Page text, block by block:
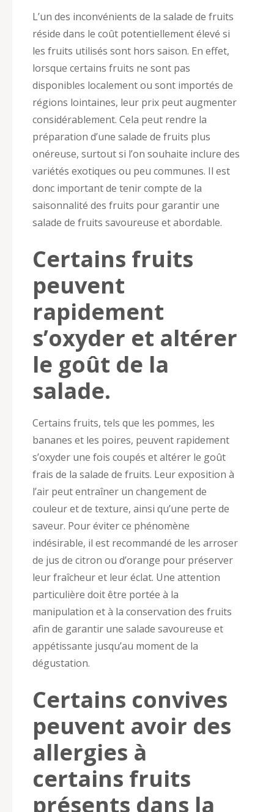
L’un des inconvénients de la salade de fruits
réside dans le coût potentiellement élevé si
les fruits utilisés sont hors saison. En effet,
lorsque certains fruits ne sont pas
disponibles localement ou sont importés de
régions lointaines, leur prix peut augmenter
considérablement. Cela peut rendre la
préparation d’une salade de fruits plus
onéreuse, surtout si l’on souhaite inclure des
variétés exotiques ou peu communes. Il est
donc important de tenir compte de la
saisonnalité des fruits pour garantir une
salade de fruits savoureuse et abordable.
Certains fruits
peuvent
rapidement
s’oxyder et altérer
le goût de la
salade.
Certains fruits, tels que les pommes, les
bananes et les poires, peuvent rapidement
s’oxyder une fois coupés et altérer le goût
frais de la salade de fruits. Leur exposition à
l’air peut entraîner un changement de
couleur et de texture, ainsi qu’une perte de
saveur. Pour éviter ce phénomène
indésirable, il est recommandé de les arroser
de jus de citron ou d’orange pour préserver
leur fraîcheur et leur éclat. Une attention
particulière doit être portée à la
manipulation et à la conservation des fruits
afin de garantir une salade savoureuse et
appétissante jusqu’au moment de la
dégustation.
Certains convives
peuvent avoir des
allergies à
certains fruits
présents dans la